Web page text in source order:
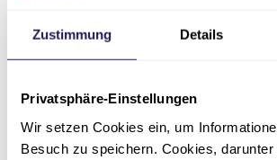
Zustimmung Details
Privatsphäre-Einstellungen
Wir setzen Cookies ein, um
Besuch zu speichern. Cookies, darunter
Kunst und Inklusion
öffentlichen Raum
Die entstehenden Werke
regelmäßig in Ausstellungen und